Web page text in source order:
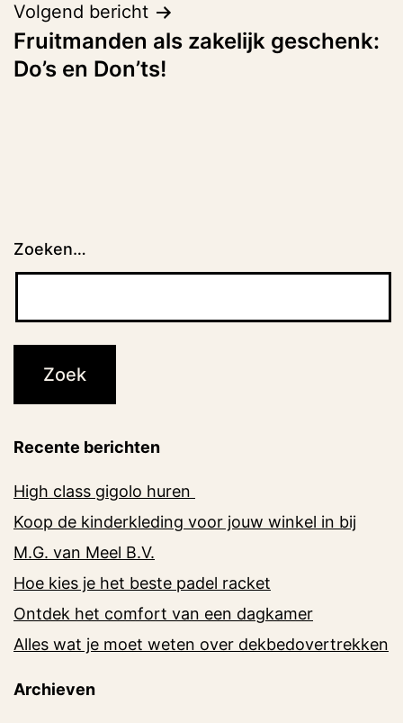
Volgend bericht
Fruitmanden als zakelijk geschenk:
Do’s en Don’ts!
Zoeken…
Recente berichten
High class gigolo huren
Koop de kinderkleding voor jouw winkel in bij
M.G. van Meel B.V.
Hoe kies je het beste padel racket
Ontdek het comfort van een dagkamer
Alles wat je moet weten over dekbedovertrekken
Archieven